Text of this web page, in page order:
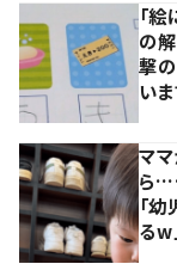
「
の
撃の
いま
マ
ら
「
るw